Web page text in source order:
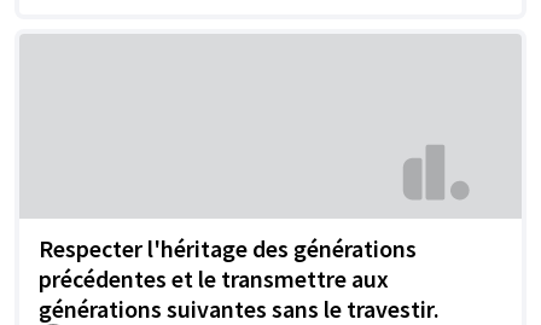
Respecter l'héritage des générations
précédentes et le transmettre aux
générations suivantes sans le travestir.